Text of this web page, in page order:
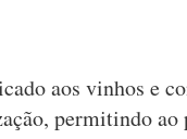
aos vinhos e
permitindo